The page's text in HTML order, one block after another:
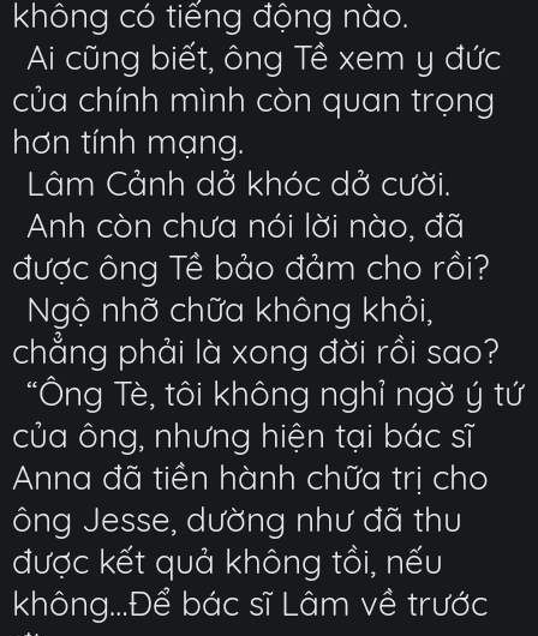
không có tiếng động nào.
Ai cũng biết, ông Tề xem y đức
của chính mình còn quan trọng
hơn tính mạng.
Lâm Cảnh dở khóc dở cười.
Anh còn chưa nói lời nào, đã
được ông Tề bảo đảm cho rồi?
Ngộ nhỡ chữa không khỏi,
chẳng phải là xong đời rồi sao?
“Ông Tè, tôi không nghỉ ngờ ý tứ
của ông, nhưng hiện tại bác sĩ
Anna đã tiền hành chữa trị cho
ông Jesse, dường như đã thu
được kết quả không tồi, nếu
không…Để bác sĩ Lâm về trước